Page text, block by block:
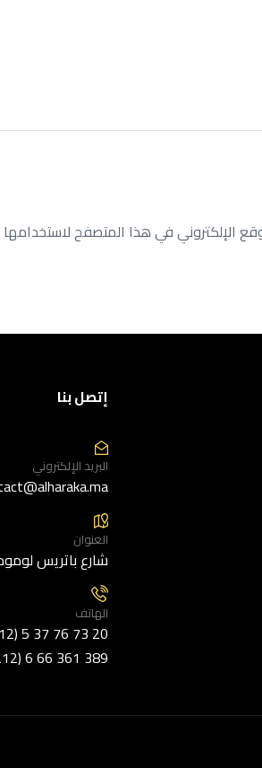
الإلكتروني في هذا المتصفح
إتصل بنا
البريد الإلكتروني
العنوان
66، شارع باتريس
الهاتف
5 37 76 73 20
6 66 361 389